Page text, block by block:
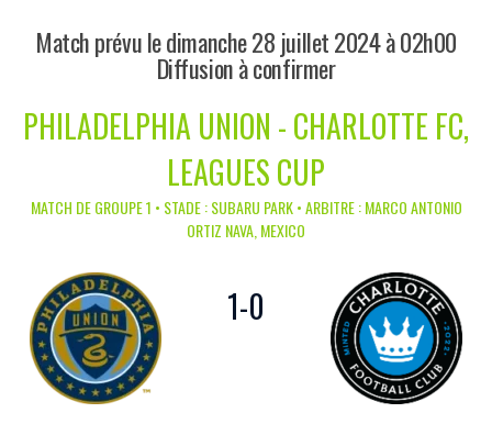
Match prévu le dimanche 28 juillet 2024 à 02h00
Diffusion à confirmer
PHILADELPHIA UNION - CHARLOTTE FC,
LEAGUES CUP
MATCH DE GROUPE 1 • STADE : SUBARU PARK • ARBITRE : MARCO ANTONIO
ORTIZ NAVA, MEXICO
1-0